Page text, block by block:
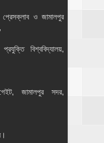
ও জামালপুর
বিশ্ববিদ্যালয়,
জামালপুর সদর,